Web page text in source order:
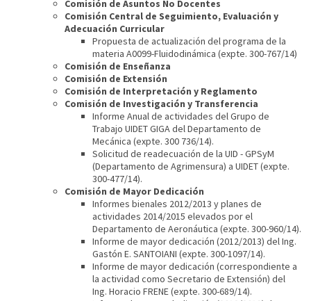
Comisión de Asuntos No Docentes
Comisión Central de Seguimiento, Evaluación y
Adecuación Curricular
Propuesta de actualización del programa de la
materia A0099-Fluidodinámica (expte. 300-767/14)
Comisión de Enseñanza
Comisión de Extensión
Comisión de Interpretación y Reglamento
Comisión de Investigación y Transferencia
Informe Anual de actividades del Grupo de
Trabajo UIDET GIGA del Departamento de
Mecánica (expte. 300 736/14).
Solicitud de readecuación de la UID - GPSyM
(Departamento de Agrimensura) a UIDET (expte.
300-477/14).
Comisión de Mayor Dedicación
Informes bienales 2012/2013 y planes de
actividades 2014/2015 elevados por el
Departamento de Aeronáutica (expte. 300-960/14).
Informe de mayor dedicación (2012/2013) del Ing.
Gastón E. SANTOIANI (expte. 300-1097/14).
Informe de mayor dedicación (correspondiente a
la actividad como Secretario de Extensión) del
Ing. Horacio FRENE (expte. 300-689/14).